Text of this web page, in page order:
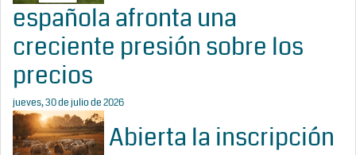
española afronta una
creciente presión sobre los
precios
jueves, 30 de julio de 2026
Abierta la inscripción